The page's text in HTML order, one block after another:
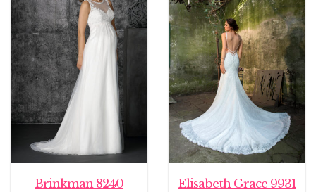
Brinkman 8240 Elisabeth Grace 9931